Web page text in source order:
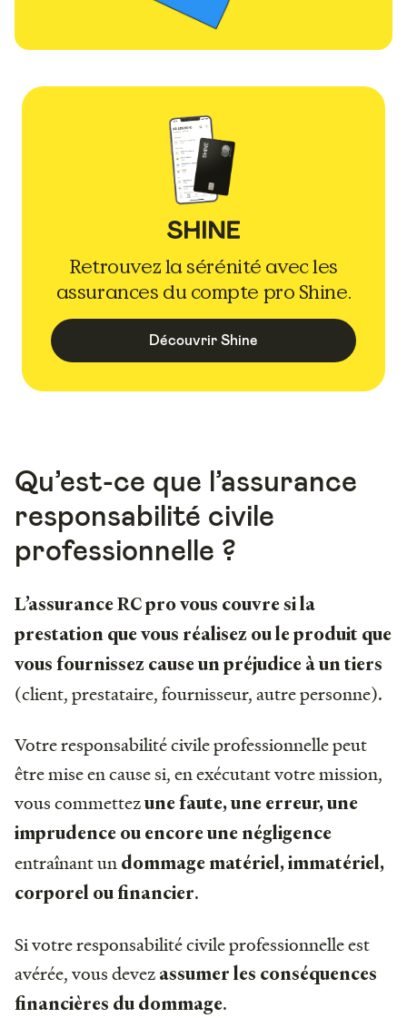
Retrouvez la sérénité avec les
assurances du compte pro Shine.
Découvrir Shine
Qu’est-ce que l’assurance
responsabilité civile
professionnelle ?
L’assurance RC pro vous couvre si la
prestation que vous réalisez ou le produit que
vous fournissez cause un préjudice à un tiers
(client, prestataire, fournisseur, autre personne).
Votre responsabilité civile professionnelle peut
être mise en cause si, en exécutant votre mission,
vous commettezune faute, une erreur, une
imprudence ou encore une négligence
entraînant un dommage matériel, immatériel,
corporel ou financier.
Si votre responsabilité civile professionnelle est
avérée, vous devez assumer les conséquences
financières du dommage.